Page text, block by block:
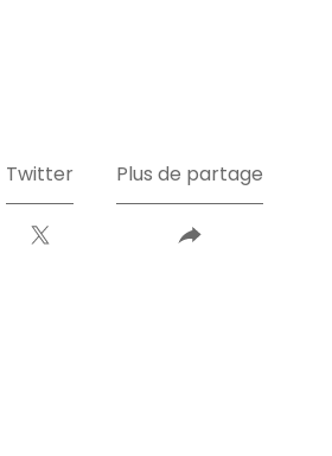
Twitter Plus de partage